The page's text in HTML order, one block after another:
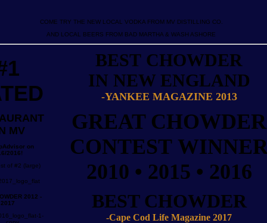
COME TRY THE NEW LOCAL VODKA FROM MV DISTILLING CO.
AND LOCAL BEERS FROM BAD MARTHA & WASH ASHORE
MV
on
2016!
2012 -
2017
BEST CHOWDER
IN NEW ENGLAND
-YANKEE MAGAZINE 2013
GREAT CHOWDER
CONTEST
2010 • 2015 • 2016
BEST CHOWDER
-Cape Cod Life Magazine 2017